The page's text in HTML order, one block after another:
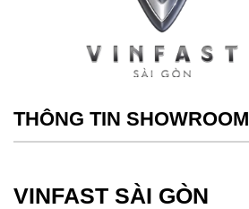
THÔNG TIN SHOWROOM
VINFAST SÀI GÒN